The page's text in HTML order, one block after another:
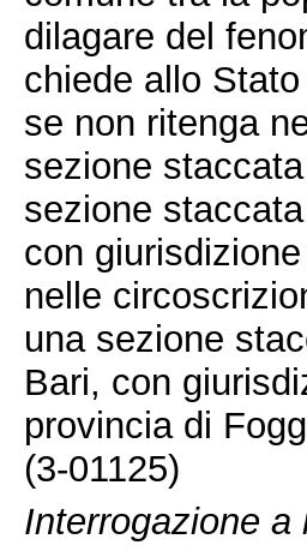
dilagare del
chiede allo
se non ritenga
sezione
sezione
con
nelle
una sezione
Bari, con
provincia di
(3-01125)
Interrogazione a